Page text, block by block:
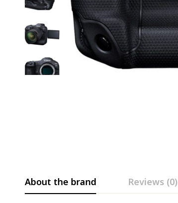
About the brand Reviews (0)